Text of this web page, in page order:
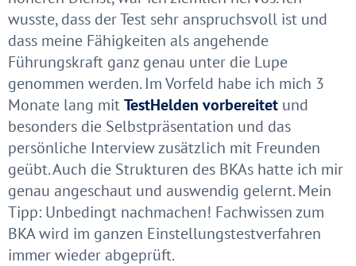
wusste, dass der Test sehr anspruchsvoll ist und
dass meine Fähigkeiten als angehende
Führungskraft ganz genau unter die Lupe
genommen werden. Im Vorfeld habe ich mich 3
Monate lang mitTestHelden vorbereitet und
besonders die Selbstpräsentation und das
persönliche Interview zusätzlich mit Freunden
geübt. Auch die Strukturen des BKAs hatte ich mir
genau angeschaut und auswendig gelernt. Mein
Tipp: Unbedingt nachmachen! Fachwissen zum
BKA wird im ganzen Einstellungstestverfahren
immer wieder abgeprüft.